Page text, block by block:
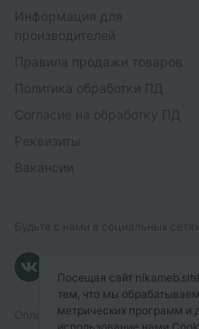
Информация для
производителей
Правила продажи товаров
Политика обработки ПД
Согласие на обработку ПД
Реквизиты
Вакансии
Будьте с нами в социальных сетях
Оплачивайте с помощью
Посещая сайт
тем, что мы
метрических программ и